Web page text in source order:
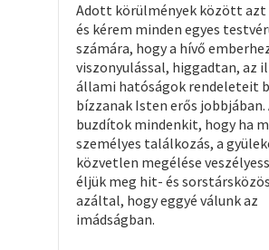
Adott körülmények között azt
és kérem minden egyes
számára, hogy a hívő
viszonyulással, higgadtan, az
állami hatóságok rendeleteit
bízzanak Isten erős jobbjában.
buzdítok mindenkit, hogy ha
személyes találkozás, a
közvetlen megélése
éljük meg hit- és
azáltal, hogy eggyé válunk az
imádságban.